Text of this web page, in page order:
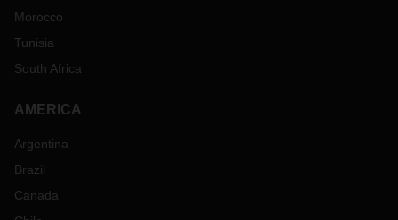
Morocco
Tunisia
South Africa
AMERICA
Argentina
Brazil
Canada